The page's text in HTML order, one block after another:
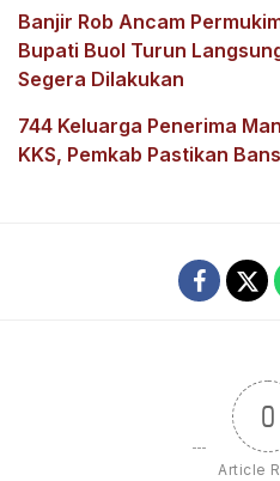
Banjir Rob Ancam
Bupati Buol Turun
Segera Dilakukan
744 Keluarga Penerima
KKS, Pemkab Pastikan
0
Article